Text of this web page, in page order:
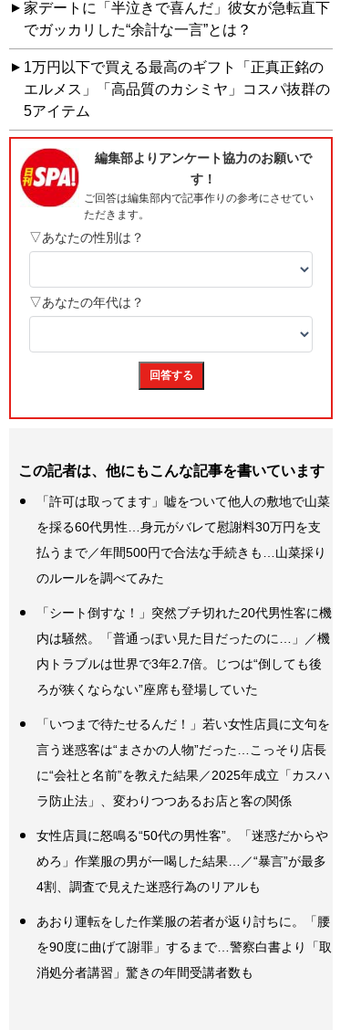
家デートに「半泣きで喜んだ」彼女が急転直下
でガッカリした“余計な一言”とは？
1万円以下で買える最高のギフト「正真正銘の
エルメス」「高品質のカシミヤ」コスパ抜群の
5アイテム
この記者は、他にもこんな記事を書いています
「許可は取ってます」嘘をついて他人の敷地で山菜
を採る60代男性…身元がバレて慰謝料30万円を支
払うまで／年間500円で合法な手続きも…山菜採り
のルールを調べてみた
「シート倒すな！」突然ブチ切れた20代男性客に機
内は騒然。「普通っぽい見た目だったのに…」／機
内トラブルは世界で3年2.7倍。じつは“倒しても後
ろが狭くならない”座席も登場していた
「いつまで待たせるんだ！」若い女性店員に文句を
言う迷惑客は“まさかの人物”だった…こっそり店長
に“会社と名前”を教えた結果／2025年成立「カスハ
ラ防止法」、変わりつつあるお店と客の関係
女性店員に怒鳴る“50代の男性客”。「迷惑だからや
めろ」作業服の男が一喝した結果…／“暴言”が最多
4割、調査で見えた迷惑行為のリアルも
あおり運転をした作業服の若者が返り討ちに。「腰
を90度に曲げて謝罪」するまで…警察白書より「取
消処分者講習」驚きの年間受講者数も